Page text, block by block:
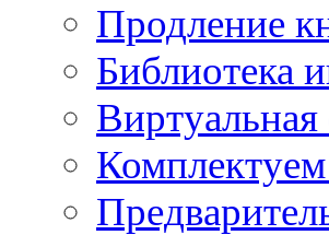
Продление
Библиотека
Виртуальная